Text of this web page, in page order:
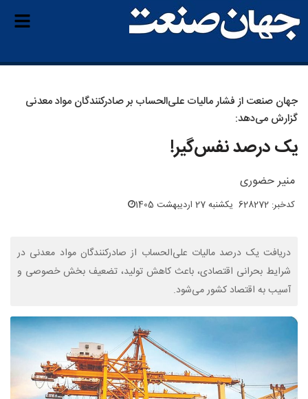
جهان صنعت از فشار مالیات علی‌الحساب بر صادرکنندگان مواد معدنی
گزارش می‌دهد:
یک درصد نفس‌گیر!
منیر حضوری
کدخبر: 628272 یکشنبه 27 اردیبهشت 1405
دریافت یک درصد مالیات علی‌الحساب از صادرکنندگان مواد معدنی در
شرایط بحرانی اقتصادی، باعث کاهش تولید، تضعیف بخش خصوصی و
آسیب به اقتصاد کشور می‌شود.